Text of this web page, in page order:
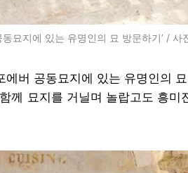
묘지에 있는 유명인의 묘 방문하기’ / 사
에버 공동묘지에 있는 유명인의
께 묘지를 거닐며 놀랍고도 흥미